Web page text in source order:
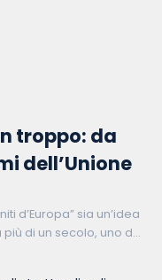
troppo: da
dell’Unione
d’Europa” sia un’idea
di un secolo, uno dei
configurazione